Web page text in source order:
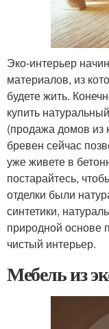
Эко-интерьер
материалов, из
будете жить.
купить
(продажа домов из
бревен сейчас
уже живете в
постарайтесь,
отделки были
синтетики,
природной основе
чистый интерьер.
Мебель из